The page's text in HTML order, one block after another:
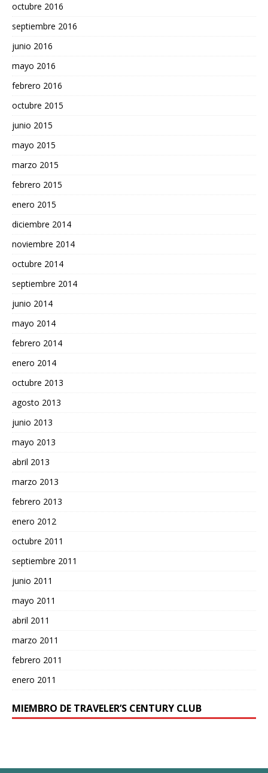
octubre 2016
septiembre 2016
junio 2016
mayo 2016
febrero 2016
octubre 2015
junio 2015
mayo 2015
marzo 2015
febrero 2015
enero 2015
diciembre 2014
noviembre 2014
octubre 2014
septiembre 2014
junio 2014
mayo 2014
febrero 2014
enero 2014
octubre 2013
agosto 2013
junio 2013
mayo 2013
abril 2013
marzo 2013
febrero 2013
enero 2012
octubre 2011
septiembre 2011
junio 2011
mayo 2011
abril 2011
marzo 2011
febrero 2011
enero 2011
MIEMBRO DE TRAVELER’S CENTURY CLUB